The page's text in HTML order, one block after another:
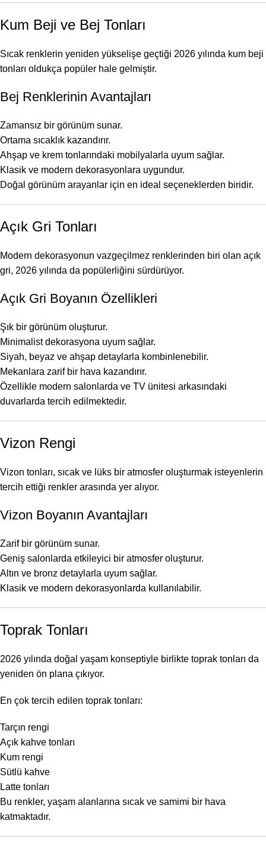
Kum Beji ve Bej Tonları
Sıcak renklerin yeniden yükselişe geçtiği 2026 yılında kum beji
tonları oldukça popüler hale gelmiştir.
Bej Renklerinin Avantajları
Zamansız bir görünüm sunar.
Ortama sıcaklık kazandırır.
Ahşap ve krem tonlarındaki mobilyalarla uyum sağlar.
Klasik ve modern dekorasyonlara uygundur.
Doğal görünüm arayanlar için en ideal seçeneklerden biridir.
Açık Gri Tonları
Modern dekorasyonun vazgeçilmez renklerinden biri olan açık
gri, 2026 yılında da popülerliğini sürdürüyor.
Açık Gri Boyanın Özellikleri
Şık bir görünüm oluşturur.
Minimalist dekorasyona uyum sağlar.
Siyah, beyaz ve ahşap detaylarla kombinlenebilir.
Mekanlara zarif bir hava kazandırır.
Özellikle modern salonlarda ve TV ünitesi arkasındaki
duvarlarda tercih edilmektedir.
Vizon Rengi
Vizon tonları, sıcak ve lüks bir atmosfer oluşturmak isteyenlerin
tercih ettiği renkler arasında yer alıyor.
Vizon Boyanın Avantajları
Zarif bir görünüm sunar.
Geniş salonlarda etkileyici bir atmosfer oluşturur.
Altın ve bronz detaylarla uyum sağlar.
Klasik ve modern dekorasyonlarda kullanılabilir.
Toprak Tonları
2026 yılında doğal yaşam konseptiyle birlikte toprak tonları da
yeniden ön plana çıkıyor.
En çok tercih edilen toprak tonları:
Tarçın rengi
Açık kahve tonları
Kum rengi
Sütlü kahve
Latte tonları
Bu renkler, yaşam alanlarına sıcak ve samimi bir hava
katmaktadır.